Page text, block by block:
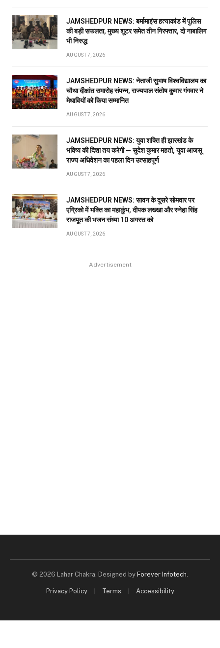
JAMSHEDPUR NEWS: बर्मामाइंस हत्याकांड में पुलिस
की बड़ी सफलता, मुख्य शूटर समेत तीन गिरफ्तार, दो नाबालिग
भी निरुद्ध
AUGUST 7, 2026
JAMSHEDPUR NEWS: नेताजी सुभाष विश्वविद्यालय का
चौथा दीक्षांत समारोह संपन्न, राज्यपाल संतोष कुमार गंगवार ने
मेधावियों को किया सम्मानित
AUGUST 7, 2026
JAMSHEDPUR NEWS: युवा शक्ति ही झारखंड के
भविष्य की दिशा तय करेगी — सुदेश कुमार महतो, युवा आजसू
राज्य अधिवेशन का पहला दिन उत्साहपूर्ण
AUGUST 7, 2026
JAMSHEDPUR NEWS: सावन के दूसरे सोमवार पर
एग्रिको में भक्ति का महाकुंभ, दीपक लख्खा और स्नेहा सिंह
राजपूत की भजन संध्या 10 अगस्त को
AUGUST 7, 2026
Advertisement
© 2026 Lahar Chakra. Designed by Forever Infotech.
Privacy Policy Terms Accessibility